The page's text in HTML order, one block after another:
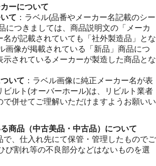
ーについて
て ：ラベル(品番やメーカー名記載のシー
につきましては、商品説明文の「メーカ
名が記載されていても「社外製造品」とな
画像が掲載されている「新品」商品につ
示されているメーカーが製造した商品とな
いて ：ラベル画像に純正メーカー名が表
ビルト(オーバーホール)は、リビルト業者
で併せてご理解いただけますようお願いい
商品（中古美品・中古品）について
で、仕入れ先にて保管・管理したものでご
び割れ等の不良部分などはないものを選